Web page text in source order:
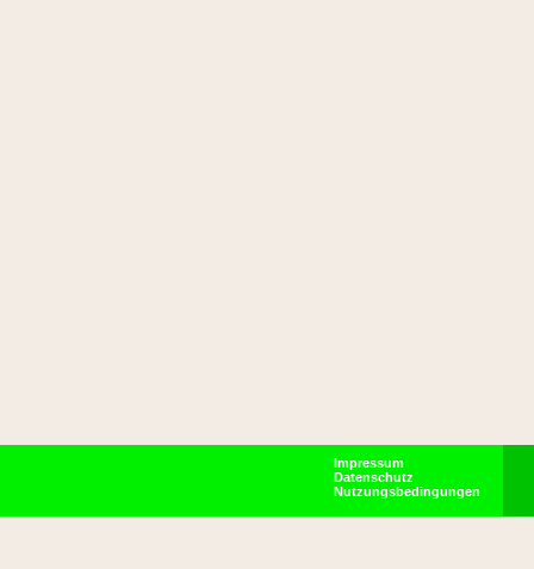
Impressum
Datenschutz
Nutzungsbedingungen